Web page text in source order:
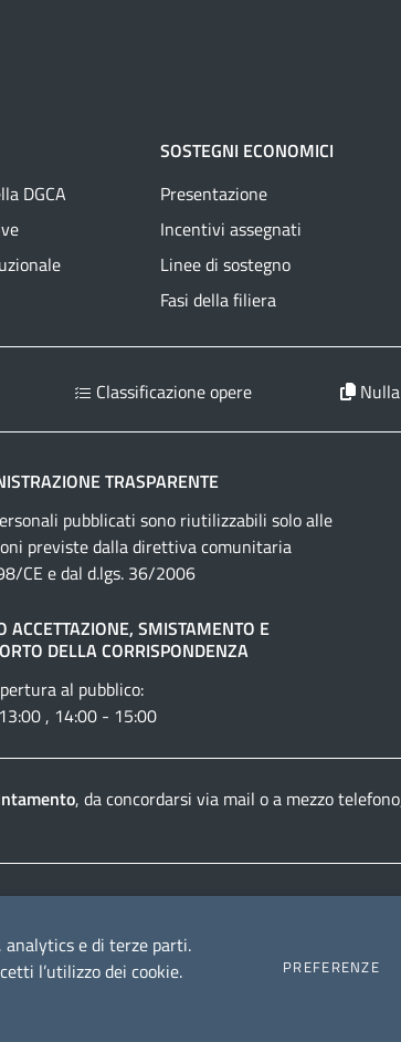
DGCA
SOSTEGNI ECONOMICI
Presentazione
Incentivi assegnati
Linee di sostegno
Fasi della filiera
Classificazione opere
TRASPARENTE
pubblicati sono riutilizzabili solo alle
previste dalla direttiva comunitaria
CE e dal d.lgs. 36/2006
ACCETTAZIONE, SMISTAMENTO E
DELLA CORRISPONDENZA
al pubblico:
, 14:00 - 15:00
, da concordarsi via mail o a mezzo
e di terze parti.
l’utilizzo dei cookie.
PREFERENZE